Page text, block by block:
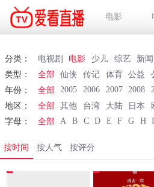
电影
分类： 电视剧 电影 少儿 综艺 新闻
类型：
全部 仙侠 传记 体育 公益
年份：
全部 2005 2006 2007 2008
地区：
全部 其他 台湾 大陆 日本
字母：
全部 A B C D E F G H I
按时间 按人气 按评分